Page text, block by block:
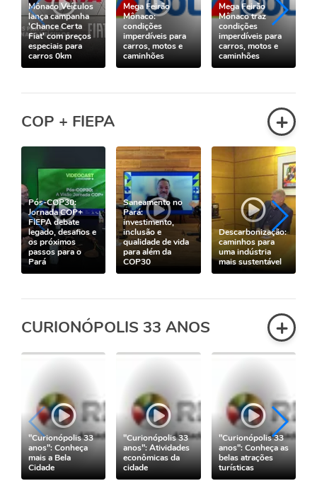
Mônaco Veículos
lança campanha
'Chance Certa
Fiat' com preços
especiais para
carros 0km
Mega Feirão
Mônaco:
condições
imperdíveis para
carros, motos e
caminhões
Mega Feirão
Mônaco traz
condições
imperdíveis para
carros, motos e
caminhões
COP + FIEPA +
Pós-COP30:
Jornada COP+
FIEPA debate
legado, desafios e
os próximos
passos para o
Pará
Saneamento no
Pará:
investimento,
inclusão e
qualidade de vida
para além da
COP30
Descarbonização:
caminhos para
uma indústria
mais sustentável
CURIONÓPOLIS 33 ANOS +
"Curionópolis 33
anos": Conheça
mais a Bela
Cidade
"Curionópolis 33
anos": Atividades
econômicas da
cidade
"Curionópolis 33
anos": Conheça as
belas atrações
turísticas